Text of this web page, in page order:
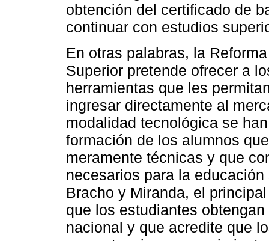
obtención del certificado de
continuar con estudios
En otras palabras, la
Superior pretende ofrecer a
herramientas que les
ingresar directamente al
modalidad tecnológica se
formación de los alumnos
meramente técnicas y que
necesarios para la
Bracho y Miranda, el
que los estudiantes
nacional y que acredite que